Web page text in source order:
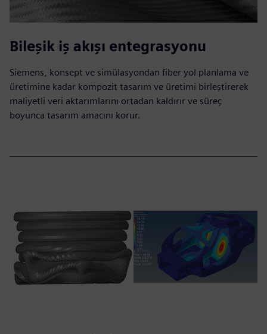
Bileşik iş akışı entegrasyonu
Siemens, konsept ve simülasyondan fiber yol planlama ve
üretimine kadar kompozit tasarım ve üretimi birleştirerek
maliyetli veri aktarımlarını ortadan kaldırır ve süreç
boyunca tasarım amacını korur.